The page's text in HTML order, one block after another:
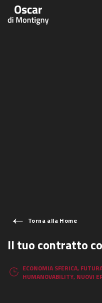
Torna alla Home
Il tuo contratto
ECONOMIA SFERICA,
HUMANOVABILITY, NUOVI